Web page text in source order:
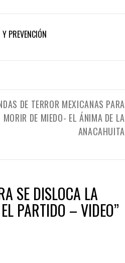
PREVENCIÓN
DE TERROR MEXICANAS PARA
MORIR DE MIEDO- EL ÁNIMA DE LA
ANACAHUITA
SE DISLOCA LA
PARTIDO – VIDEO”